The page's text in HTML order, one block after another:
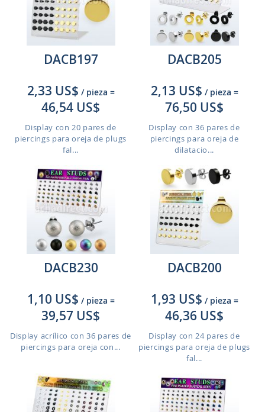
DACB197
2,33 US$ / pieza =
46,54 US$
Display con 20 pares de
piercings para oreja de plugs
fal...
DACB205
2,13 US$ / pieza =
76,50 US$
Display con 36 pares de
piercings para oreja de
dilatacio...
DACB230
1,10 US$ / pieza =
39,57 US$
Display acrílico con 36 pares de
piercings para oreja con...
DACB200
1,93 US$ / pieza =
46,36 US$
Display con 24 pares de
piercings para oreja de plugs
fal...